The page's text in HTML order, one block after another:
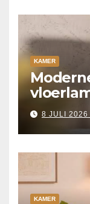
KAMER
8 JULI 2026
KAMER